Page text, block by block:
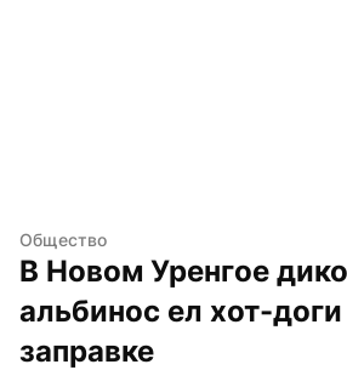
Общество
В Новом Уренгое
альбинос ел хот-доги
заправке